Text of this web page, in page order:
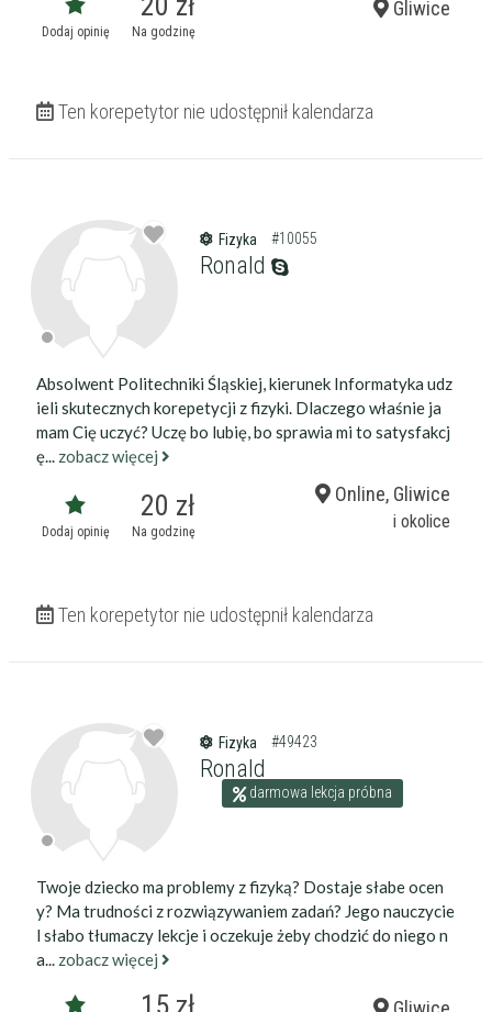
Dodaj opinię Na godzinę
Gliwice
Ten korepetytor nie udostępnił kalendarza
Fizyka #10055
Ronald
Absolwent Politechniki Śląskiej, kierunek Informatyka udz
ieli skutecznych korepetycji z fizyki. Dlaczego właśnie ja
mam Cię uczyć? Uczę bo lubię, bo sprawia mi to satysfakcj
ę... zobacz więcej
Dodaj opinię
20 zł
Na godzinę
Online, Gliwice
i okolice
Ten korepetytor nie udostępnił kalendarza
Fizyka #49423
Ronald
darmowa lekcja próbna
Twoje dziecko ma problemy z fizyką? Dostaje słabe ocen
y? Ma trudności z rozwiązywaniem zadań? Jego nauczycie
l słabo tłumaczy lekcje i oczekuje żeby chodzić do niego n
a... zobacz więcej
15 zł